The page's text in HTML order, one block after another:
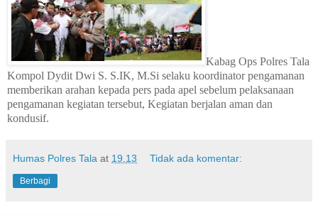
Kabag Ops Polres Tala
Kompol Dydit Dwi S. S.IK, M.Si selaku koordinator pengamanan
memberikan arahan kepada pers pada apel sebelum pelaksanaan
pengamanan kegiatan tersebut, Kegiatan berjalan aman dan
kondusif.
Humas Polres Tala at 19.13 Tidak ada komentar:
Berbagi